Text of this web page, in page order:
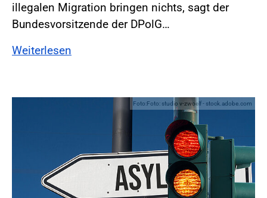
illegalen Migration bringen nichts, sagt der
Bundesvorsitzende der DPolG…
Weiterlesen
Foto:Foto: studio v-zwoelf - stock.adobe.com